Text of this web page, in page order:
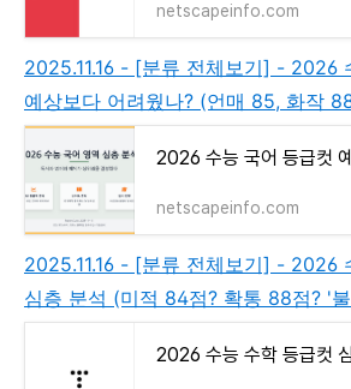
netscapeinfo.com
2025.11.16 - [분류 전체보기] - 2026
예상보다 어려웠나? (언매 85, 화작
netscapeinfo.com
2025.11.16 - [분류 전체보기] - 2026
심층 분석 (미적 84점? 확통 88점? '